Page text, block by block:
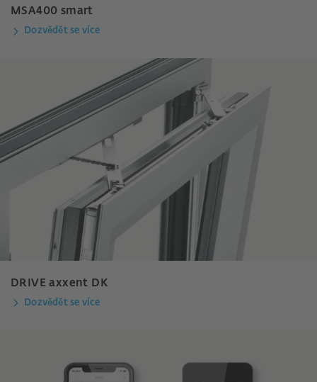
MSA400 smart
Dozvědět se více
DRIVE axxent DK
Dozvědět se více